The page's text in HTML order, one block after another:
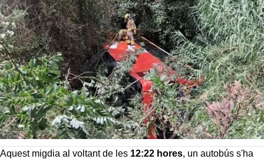
Aquest migdia al voltant de les 12:22 hores, un autobús s'ha